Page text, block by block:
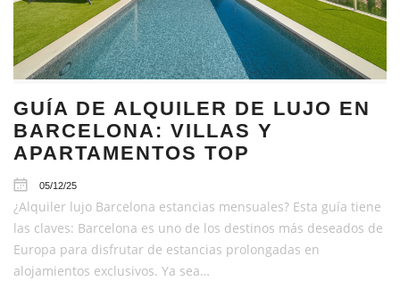
GUÍA DE ALQUILER DE LUJO EN
BARCELONA: VILLAS Y
APARTAMENTOS TOP
05/12/25
¿Alquiler lujo Barcelona estancias mensuales? Esta guía tiene
las claves: Barcelona es uno de los destinos más deseados de
Europa para disfrutar de estancias prolongadas en
alojamientos exclusivos. Ya sea…